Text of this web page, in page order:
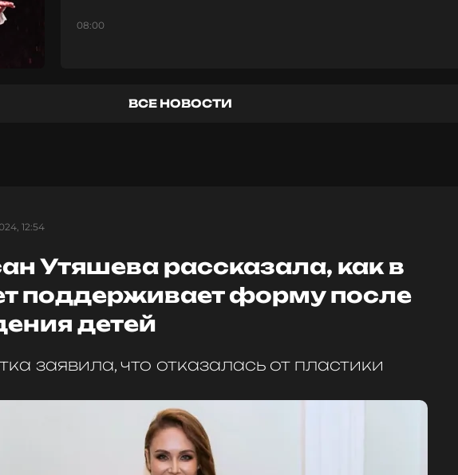
08:00
ВСЕ НОВОСТИ
12:54
Утяшева рассказала, как в
поддерживает форму после
детей
заявила, что отказалась от пластики